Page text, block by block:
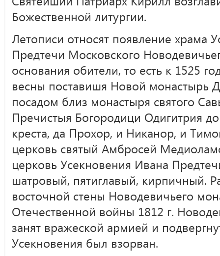
Божественной литургии.
Летописи относят появление храма
Предтечи Московского
основания обители, то есть к 1525
весны поставишя Новой монастырь
посадом близ монастыря святого
Пречистыя Богородици Одигитрия
креста, да Прохор, и Никанор, и
церковь святый Амбросей
церковь Усекновения Ивана
шатровый, пятиглавый, кирпичный.
восточной стены Новодевичьего
Отечественной войны 1812 г.
занят вражеской армией и
Усекновения был взорван.